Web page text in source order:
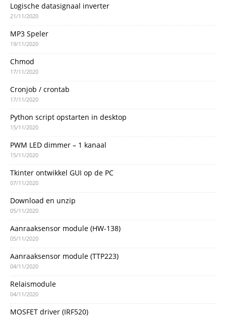
Logische datasignaal inverter
21/11/2020
MP3 Speler
19/11/2020
Chmod
17/11/2020
Cronjob / crontab
17/11/2020
Python script opstarten in desktop
15/11/2020
PWM LED dimmer – 1 kanaal
15/11/2020
Tkinter ontwikkel GUI op de PC
07/11/2020
Download en unzip
05/11/2020
Aanraaksensor module (HW-138)
05/11/2020
Aanraaksensor module (TTP223)
04/11/2020
Relaismodule
04/11/2020
MOSFET driver (IRF520)